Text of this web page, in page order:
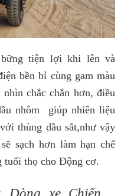
tiện lợi khi lên và
bền bỉ cùng gam màu
chắc chắn hơn, điều
nhôm giúp nhiên liệu
thùng dầu sắt,như vậy
sạch hơn làm hạn chế
tuổi thọ cho Động cơ.
Dòng xe Chiến